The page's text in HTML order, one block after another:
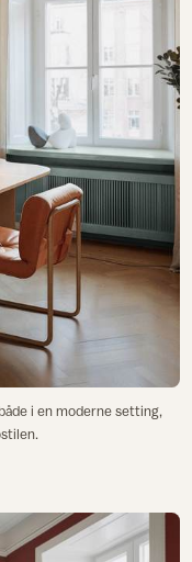
i en moderne setting,